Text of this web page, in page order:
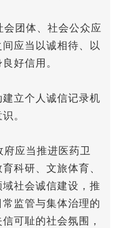
团体、社会公众应
应当以诚相待、以
好信用。
立个人诚信记录机
。
应当推进医药卫
科研、文旅体育、
社会诚信建设，推
监管与集体治理的
可耻的社会氛围，